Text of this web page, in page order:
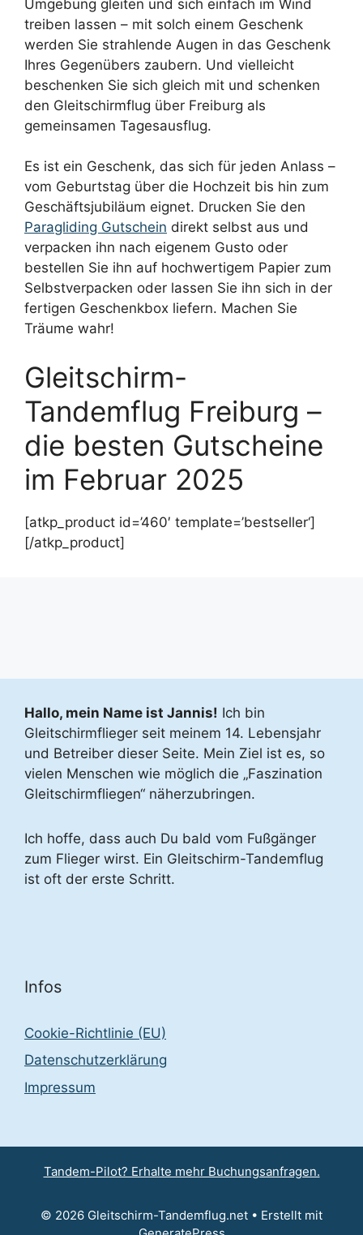
Umgebung gleiten und sich einfach im Wind
treiben lassen – mit solch einem Geschenk
werden Sie strahlende Augen in das Geschenk
Ihres Gegenübers zaubern. Und vielleicht
beschenken Sie sich gleich mit und schenken
den Gleitschirmflug über Freiburg als
gemeinsamen Tagesausflug.
Es ist ein Geschenk, das sich für jeden Anlass –
vom Geburtstag über die Hochzeit bis hin zum
Geschäftsjubiläum eignet. Drucken Sie den
Paragliding Gutschein direkt selbst aus und
verpacken ihn nach eigenem Gusto oder
bestellen Sie ihn auf hochwertigem Papier zum
Selbstverpacken oder lassen Sie ihn sich in der
fertigen Geschenkbox liefern. Machen Sie
Träume wahr!
Gleitschirm-
Tandemflug Freiburg –
die besten Gutscheine
im Februar 2025
[atkp_product id=’460′ template=’bestseller‘]
[/atkp_product]
Hallo, mein Name ist Jannis! Ich bin
Gleitschirmflieger seit meinem 14. Lebensjahr
und Betreiber dieser Seite. Mein Ziel ist es, so
vielen Menschen wie möglich die „Faszination
Gleitschirmfliegen“ näherzubringen.
Ich hoffe, dass auch Du bald vom Fußgänger
zum Flieger wirst. Ein Gleitschirm-Tandemflug
ist oft der erste Schritt.
Infos
Cookie-Richtlinie (EU)
Datenschutzerklärung
Impressum
Tandem-Pilot? Erhalte mehr Buchungsanfragen.
© 2026 Gleitschirm-Tandemflug.net • Erstellt mit